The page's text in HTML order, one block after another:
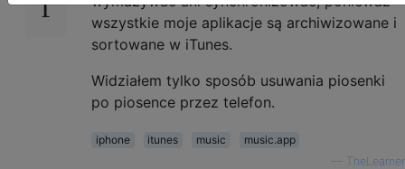
wszystkie moje aplikacje są archiwizowane i
sortowane w iTunes.
Widziałem tylko sposób usuwania piosenki
po piosence przez telefon.
iphone itunes music
music.app
TheLearner